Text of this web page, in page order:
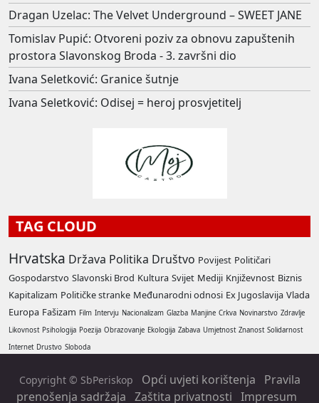
Dragan Uzelac: The Velvet Underground – SWEET JANE
Tomislav Pupić: Otvoreni poziv za obnovu zapuštenih
prostora Slavonskog Broda - 3. završni dio
Ivana Seletković: Granice šutnje
Ivana Seletković: Odisej = heroj prosvjetitelj
TAG CLOUD
Hrvatska Država Politika Društvo Povijest Političari
Gospodarstvo Slavonski Brod Kultura Svijet Mediji Književnost Biznis
Kapitalizam Političke stranke Međunarodni odnosi Ex Jugoslavija Vlada
Europa Fašizam Film Intervju Nacionalizam Glazba Manjine Crkva Novinarstvo Zdravlje
Likovnost Psihologija Poezija Obrazovanje Ekologija Zabava Umjetnost Znanost Solidarnost
Internet Drustvo Sloboda
Copyright © SbPeriskop Opći uvjeti korištenja
Pravila
prenošenja sadržaja Zaštita privatnosti Impresum